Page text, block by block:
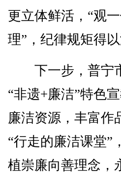
更立体鲜活，“观
理”，纪律规矩得
下一步，普宁
“非遗+廉洁”特色
廉洁资源，丰富作
“行走的廉洁课堂”
植崇廉向善理念，